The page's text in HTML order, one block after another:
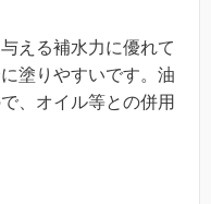
える補水力に優れて
塗りやすいです。油
、オイル等との併用